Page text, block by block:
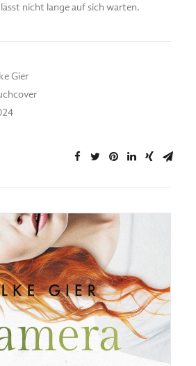
nicht lange auf sich warten.
Gier